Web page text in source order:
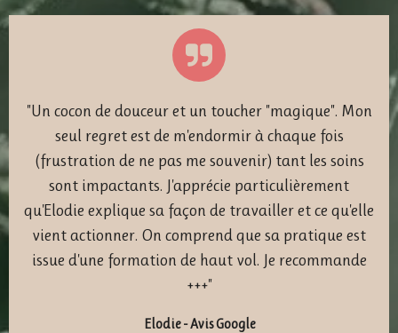
"Un cocon de douceur et un toucher "magique". Mon
seul regret est de m'endormir à chaque fois
(frustration de ne pas me souvenir) tant les soins
sont impactants. J'apprécie particulièrement
qu'Elodie explique sa façon de travailler et ce qu'elle
vient actionner. On comprend que sa pratique est
issue d'une formation de haut vol. Je recommande
+++"
Elodie - Avis Google